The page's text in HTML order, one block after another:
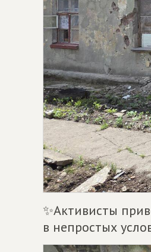
✨Активисты
в непростых